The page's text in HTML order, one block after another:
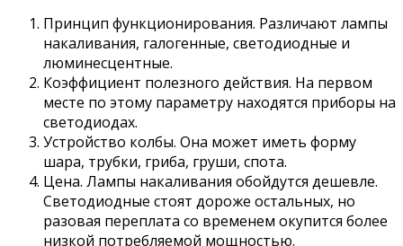
Принцип функционирования. Различают лампы
накаливания, галогенные, светодиодные и
люминесцентные.
Коэффициент полезного действия. На первом
месте по этому параметру находятся приборы на
светодиодах.
Устройство колбы. Она может иметь форму
шара, трубки, гриба, груши, спота.
Цена. Лампы накаливания обойдутся дешевле.
Светодиодные стоят дороже остальных, но
разовая переплата со временем окупится более
низкой потребляемой мощностью.